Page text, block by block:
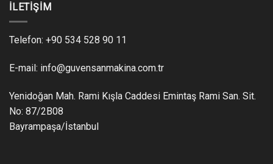
İLETIŞIM
Telefon: +90 534 528 90 11
E-mail: info@guvensanmakina.com.tr
Yenidoğan Mah. Rami Kışla Caddesi Emintaş Rami San. Sit.
No: 87/2B08
Bayrampaşa/İstanbul